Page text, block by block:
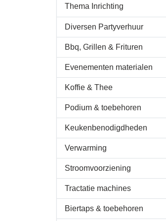
Thema Inrichting
Diversen Partyverhuur
Bbq, Grillen & Frituren
Evenementen materialen
Koffie & Thee
Podium & toebehoren
Keukenbenodigdheden
Verwarming
Stroomvoorziening
Tractatie machines
Biertaps & toebehoren